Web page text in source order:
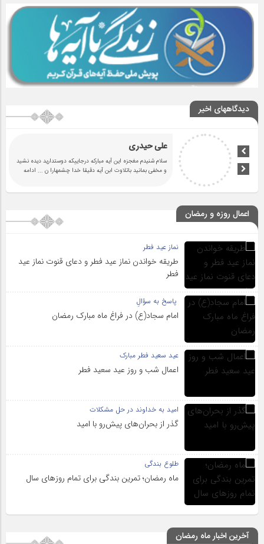
دیدگاههای اخیر
علی حیدری
سلام شنیدم مغجزه این آیه مبارکه درجاییکه دوستدارید دیده نشید
و مخفی بمانید باتلاوت ابن آیه دقیقا خدا چشمهارا ن ... ادامه
اعمال روزه و رمضان
نماز عید فطر
طریقه خواندن نماز عید فطر و دعای قنوت نماز عید
فطر
پاسخ به سؤالِ
امام سجاد(ع) در فراغ ماه مبارک رمضان
عید سعید فطر مبارک
اعمال شب و روز عید سعید فطر
امید به خداوند در حل مشکلات
گذر از بحران‌های پیش‌رو با امید
طلوع بندگی
ماه رمضان؛ تمرین بندگی برای تمام روزهای سال
آخرین اخبار ماه رمضان